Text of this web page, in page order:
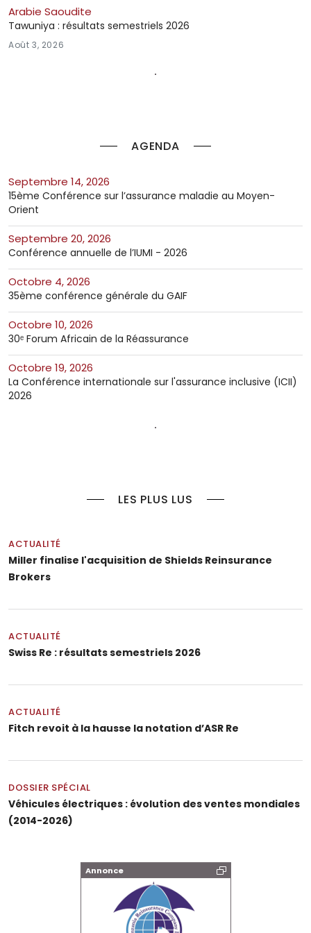
AGENDA
septembre 14, 2026
15ème Conférence sur l’assurance maladie au Moyen-
Orient
septembre 20, 2026
Conférence annuelle de l’IUMI - 2026
octobre 4, 2026
35ème conférence générale du GAIF
octobre 10, 2026
30ᵉ Forum Africain de la Réassurance
octobre 19, 2026
La Conférence internationale sur l'assurance inclusive (ICII)
2026
LES PLUS LUS
ACTUALITÉ
Miller finalise l'acquisition de Shields Reinsurance
Brokers
ACTUALITÉ
Swiss Re : résultats semestriels 2026
ACTUALITÉ
Fitch revoit à la hausse la notation d’ASR Re
DOSSIER SPÉCIAL
Véhicules électriques : évolution des ventes mondiales
(2014-2026)
Annonce
Arabie Saoudite
Tawuniya : résultats semestriels 2026
Août 3, 2026